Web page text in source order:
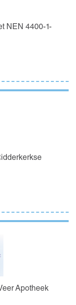
NEN 4400-1-
Apotheek